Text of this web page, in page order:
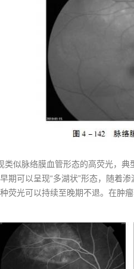
似脉络膜血管形态的高荧光，
期可以呈现“多湖状”形态，随着渗
荧光可以持续至晚期不退。在肿